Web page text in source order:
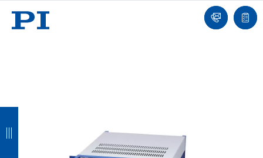
联
系
报
价
们